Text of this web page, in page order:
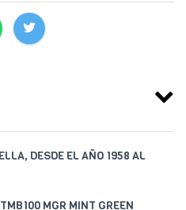
DESDE EL AÑO 1958 AL
MGR MINT GREEN